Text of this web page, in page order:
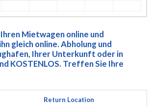
Mietwagen online und
gleich online. Abholung und
Ihrer Unterkunft oder in
KOSTENLOS. Treffen Sie Ihre
Return Location